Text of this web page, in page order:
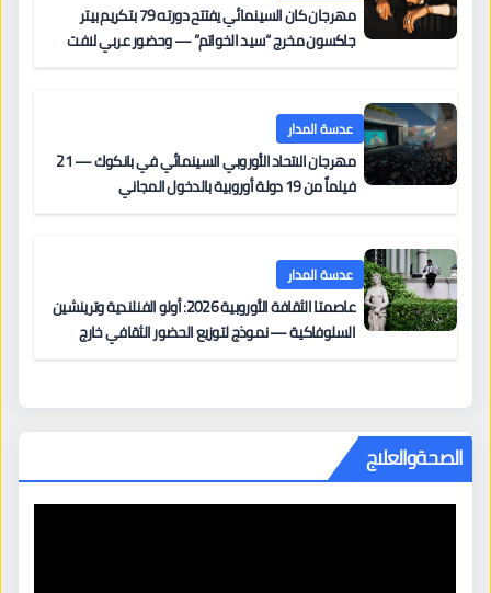
مهرجان كان السينمائي يفتتح دورته 79 بتكريم بيتر
جاكسون مخرج “سيد الخواتم” — وحضور عربي لافت
عدسة المدار
مهرجان الاتحاد الأوروبي السينمائي في بانكوك — 21
فيلماً من 19 دولة أوروبية بالدخول المجاني
عدسة المدار
عاصمتا الثقافة الأوروبية 2026: أولو الفنلندية وترينشين
السلوفاكية — نموذج لتوزيع الحضور الثقافي خارج
الصحةوالعلاج